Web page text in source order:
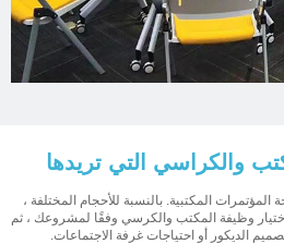
والكراسي التي تريدها
المكتبية. بالنسبة للأحجام المختلفة ،
وظيفة المكتب والكرسي وفقًا لمشروعك ، ثم
الديكور أو احتياجات غرفة الاجتماعات.